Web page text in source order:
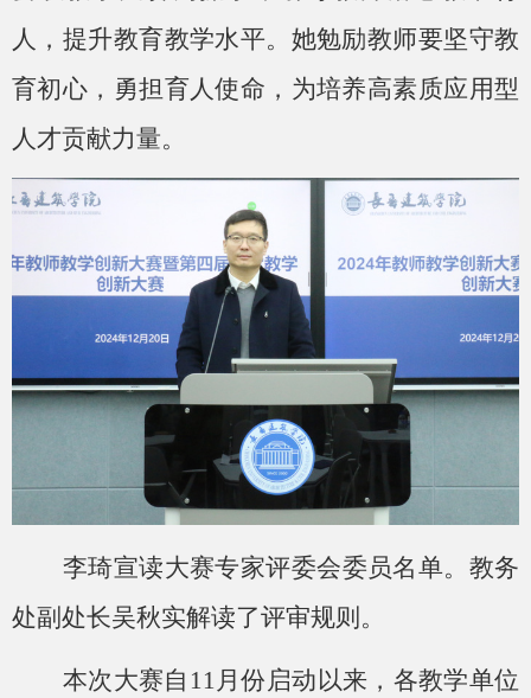
人，提升教育教学水平。她勉励教师要坚守教
育初心，勇担育人使命，为培养高素质应用型
人才贡献力量。
李琦宣读大赛专家评委会委员名单。教务
处副处长吴秋实解读了评审规则。
本次大赛自 11月份启动以来，各教学单位